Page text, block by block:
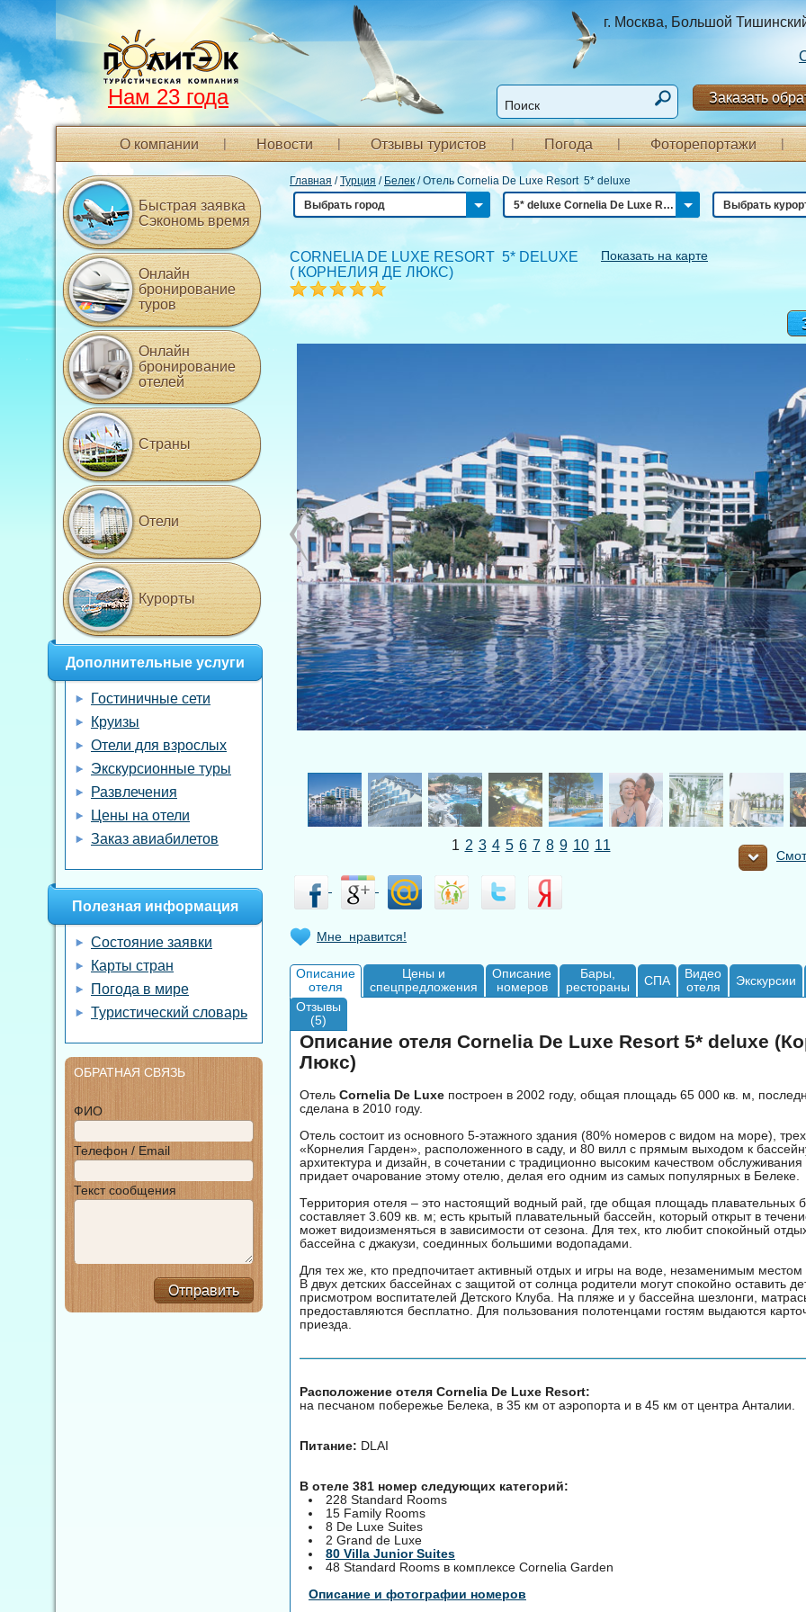
г. Москва, Большой
Заказать
Нам 23 года
О компании Новости Отзывы туристов Погода Фоторепортажи
Главная /Турция / Белек/Отель Cornelia De Luxe Resort 5* deluxe
Выбрать город
5* deluxe Cornelia De Luxe Resort Выбрать
CORNELIA DE LUXE RESORT 5* DELUXE
( КОРНЕЛИЯ ДЕ ЛЮКС)
Показать на карте
1 2 3 4 5 6 7 8 9 10 11
Мне нравится!
Описание
отеля
Цены и
спецпредложения
Описание
номеров
Бары,
рестораны
СПА
Видео
отеля
Экскурсии
Отзывы
(5)
Описание отеля Cornelia De Luxe Resort 5* deluxe
Люкс)
Отель Cornelia De Luxе построен в 2002 году, общая площадь 65 000 кв. м,
сделана в 2010 году.
Отель состоит из основного 5-этажного здания (80% номеров с видом на море),
«Корнелия Гарден», расположенного в саду, и 80 вилл с прямым выходом к
архитектура и дизайн, в сочетании с традиционно высоким качеством обслуживания
придает очарование этому отелю, делая его одним из самых популярных в Белеке.
Территория отеля – это настоящий водный рай, где общая площадь плавательных
составляет 3.609 кв. м; есть крытый плавательный бассейн, который открыт в
может видоизменяться в зависимости от сезона. Для тех, кто любит спокойный
бассейна с джакузи, соединных большими водопадами.
Для тех же, кто предпочитает активный отдых и игры на воде, незаменимым местом
В двух детских бассейнах с защитой от солнца родители могут спокойно оставить
присмотром воспитателей Детского Клуба. На пляже и у бассейна шезлонги,
предоставляются бесплатно. Для пользования полотенцами гостям выдаются
приезда.
Расположение отеля Cornelia De Luxe Resort:
на песчаном побережье Белека, в 35 км от аэропорта и в 45 км от центра Анталии.
Питание: DLAI
В отеле 381 номер следующих категорий:
228 Standard Rooms
15 Family Rooms
8 De Luxe Suites
2 Grand de Luxe
80 Villa Junior Suites
48 Standard Rooms в комплексе Cornelia Garden
Описание и фотографии номеров
Быстрая заявка
Сэкономь время
Онлайн
бронирование
туров
Онлайн
бронирование
отелей
Страны
Отели
Курорты
Дополнительные услуги
Гостиничные сети
Круизы
Отели для взрослых
Экскурсионные туры
Развлечения
Цены на отели
Заказ авиабилетов
Полезная информация
Состояние заявки
Карты стран
Погода в мире
Туристический словарь
ОБРАТНАЯ СВЯЗЬ
ФИО
Телефон / Email
Текст сообщения
Отправить